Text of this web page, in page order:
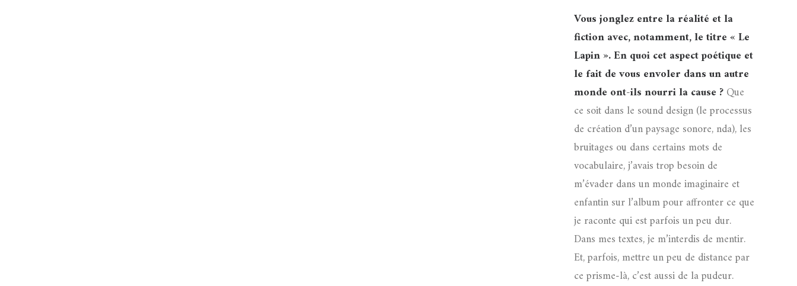
Vous jonglez entre la réalité et la
fiction avec, notamment, le titre « Le
Lapin ». En quoi cet aspect poétique et
le fait de vous envoler dans un autre
monde ont-ils nourri la cause ?Que
ce soit dans le sound design (le processus
de création d’un paysage sonore, nda), les
bruitages ou dans certains mots de
vocabulaire, j’avais trop besoin de
m’évader dans un monde imaginaire et
enfantin sur l’album pour affronter ce que
je raconte qui est parfois un peu dur.
Dans mes textes, je m’interdis de mentir.
Et, parfois, mettre un peu de distance par
ce prisme-là, c’est aussi de la pudeur.